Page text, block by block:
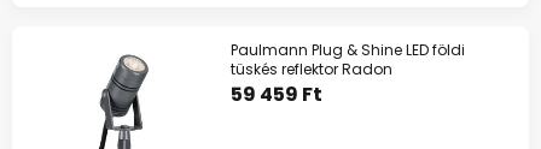
Paulmann Plug & Shine LED földi
tüskés reflektor Radon
59 459 Ft